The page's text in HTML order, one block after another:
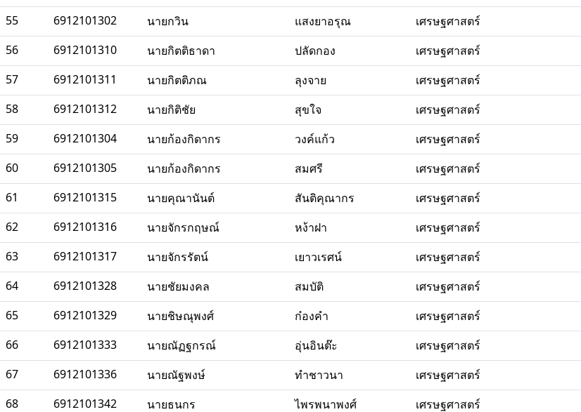
55
6912101302 นายกวิน แสงยาอรุณ เศรษฐศาสตร์
56
6912101310 นายกิตติธาดา ปลัดกอง เศรษฐศาสตร์
57
6912101311 นายกิตติภณ ลุงจาย เศรษฐศาสตร์
58
6912101312 นายกิติชัย สุขใจ เศรษฐศาสตร์
59
6912101304 นายก้องกิดากร วงค์แก้ว เศรษฐศาสตร์
60
6912101305 นายก้องกิดากร สมศรี เศรษฐศาสตร์
61
6912101315 นายคุณานันต์ สันติคุณากร เศรษฐศาสตร์
62
6912101316 นายจักรกฤษณ์ หง้าฝา เศรษฐศาสตร์
63
6912101317 นายจักรรัตน์ เยาวเรศน์ เศรษฐศาสตร์
64
6912101328 นายชัยมงคล สมบัติ เศรษฐศาสตร์
65
6912101329 นายชิษณุพงศ์ ก๋องคำ เศรษฐศาสตร์
66
6912101333 นายณัฏฐกรณ์ อุ่นอินต๊ะ เศรษฐศาสตร์
67
6912101336 นายณัฐพงษ์ ทำชาวนา เศรษฐศาสตร์
68
6912101342 นายธนกร ไพรพนาพงศ์ เศรษฐศาสตร์